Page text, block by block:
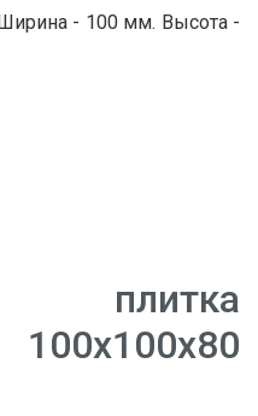
- 100 мм. Высота -
плитка